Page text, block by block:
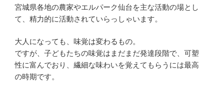
宮城県各地の農家やエルパーク仙台を主な活動の場とし
て、精力的に活動されていらっしゃいます。
大人になっても、味覚は変わるもの。
ですが、子どもたちの味覚はまだまだ発達段階で、可塑
性に富んでおり、繊細な味わいを覚えてもらうには最高
の時期です。